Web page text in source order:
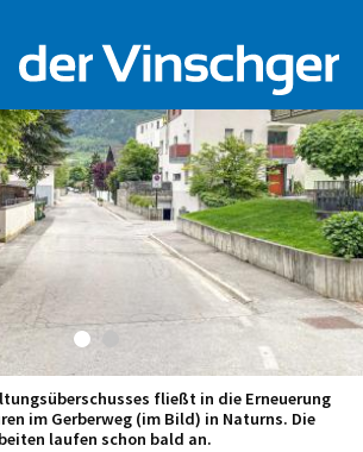
fließt in die Erneuerung
im Gerberweg (im Bild) in Naturns. Die
laufen schon bald an.